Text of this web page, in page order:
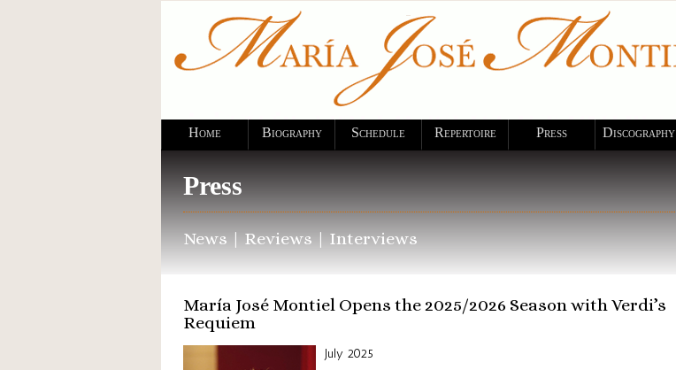
Home Biography Schedule Repertoire Press Discography
Press
News | Reviews | Interviews
María José Montiel Opens the 2025/2026 Season with Verdi’s
Requiem
July 2025